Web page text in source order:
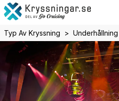
Typ Av Kryssning Underhållning